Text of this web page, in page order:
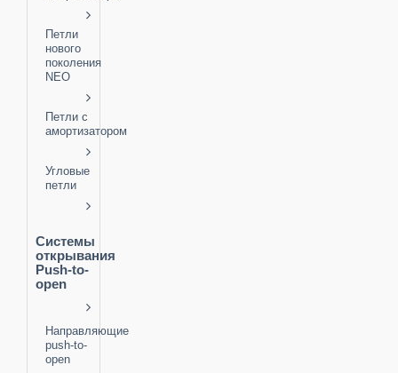
Петли
нового
поколения
NEO
Петли с
амортизатором
Угловые
петли
Системы
открывания
Push-to-
open
Направляющие
push-to-
open